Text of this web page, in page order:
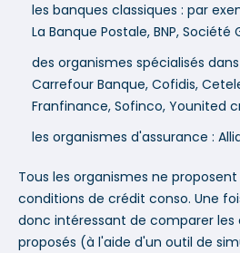
les banques classiques : par
La Banque Postale, BNP, Société
des organismes spécialisés
Carrefour Banque, Cofidis,
Franfinance, Sofinco, Younited
les organismes d'assurance :
Tous les organismes ne
conditions de crédit conso. Une
donc intéressant de comparer
proposés (à l'aide d'un outil de